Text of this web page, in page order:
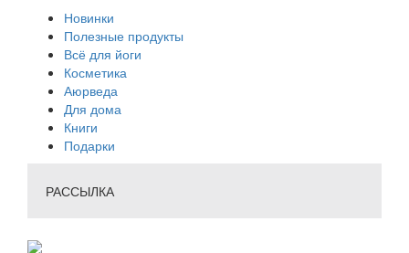
Новинки
Полезные продукты
Всё для йоги
Косметика
Аюрведа
Для дома
Книги
Подарки
РАССЫЛКА